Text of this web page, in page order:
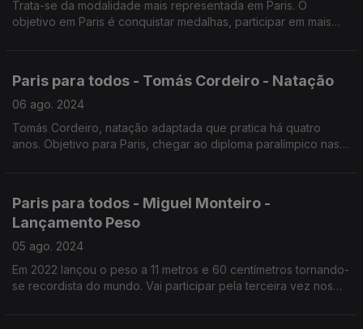
Trata-se da modalidade mais representada em Paris. O
objetivo em Paris é conquistar medalhas, participar em mais
Paris para todos - Tomás Cordeiro - Natação
06 ago. 2024
Tomás Cordeiro, natação adaptada que pratica há quatro
anos. Objetivo para Paris, chegar ao diploma paralímpico nas
Paris para todos - Miguel Monteiro -
Lançamento Peso
05 ago. 2024
Em 2022 lançou o peso a 11 metros e 60 centímetros tornando-
se recordista do mundo. Vai participar pela terceira vez nos